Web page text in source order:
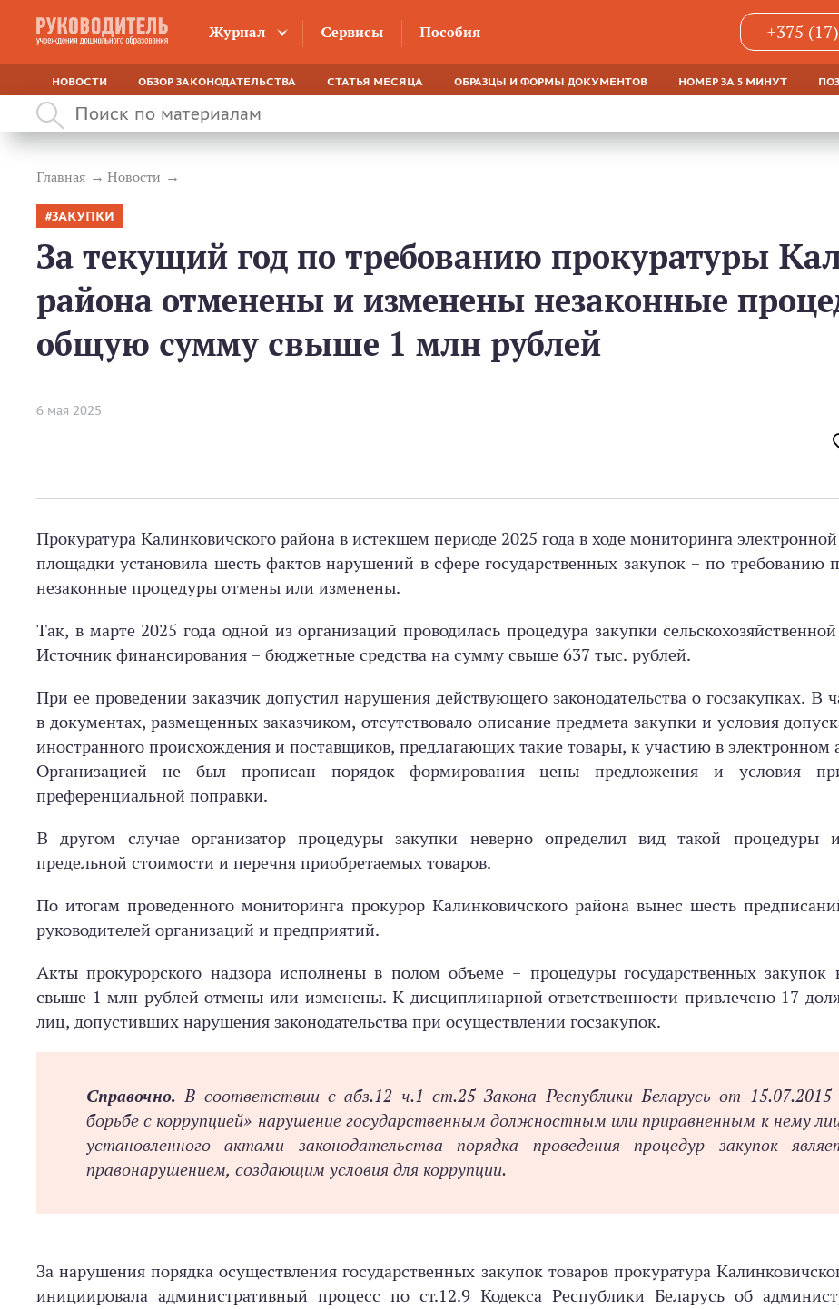
Журнал Сервисы Пособия +375
НОВОСТИ ОБЗОР ЗАКОНОДАТЕЛЬСТВА СТАТЬЯ МЕСЯЦА ОБРАЗЦЫ И ФОРМЫ ДОКУМЕНТОВ НОМЕР ЗА 5 МИНУТ
Главная Новости
ЗАКУПКИ
За текущий год по требованию прокуратуры
района отменены и изменены незаконные
общую сумму свыше 1 млн рублей
6 мая 2025
Прокуратура Калинковичского района в истекшем периоде 2025 года в ходе мониторинга
площадки установила шесть фактов нарушений в сфере государственных закупок – по требованию
незаконные процедуры отмены или изменены.
Так, в марте 2025 года одной из организаций проводилась процедура закупки
Источник финансирования – бюджетные средства на сумму свыше 637 тыс. рублей.
При ее проведении заказчик допустил нарушения действующего законодательства о госзакупках. В
в документах, размещенных заказчиком, отсутствовало описание предмета закупки и условия
иностранного происхождения и поставщиков, предлагающих такие товары, к участию в электронном
Организацией не был прописан порядок формирования цены предложения и условия
преференциальной поправки.
В другом случае организатор процедуры закупки неверно определил вид такой процедуры
предельной стоимости и перечня приобретаемых товаров.
По итогам проведенного мониторинга прокурор Калинковичского района вынес шесть
руководителей организаций и предприятий.
Акты прокурорского надзора исполнены в полом объеме – процедуры государственных закупок
свыше 1 млн рублей отмены или изменены. К дисциплинарной ответственности привлечено 17
лиц, допустивших нарушения законодательства при осуществлении госзакупок.
Справочно. В соответствии с абз.12 ч.1 ст.25 Закона Республики Беларусь от
борьбе с коррупцией» нарушение государственным должностным или приравненным к нему
установленного актами законодательства порядка проведения процедур закупок
правонарушением, создающим условия для коррупции.
За нарушения порядка осуществления государственных закупок товаров прокуратура
инициировала административный процесс по ст.12.9 Кодекса Республики Беларусь об